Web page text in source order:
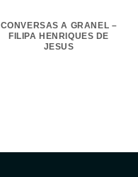
CONVERSAS A GRANEL –
FILIPA HENRIQUES DE
JESUS